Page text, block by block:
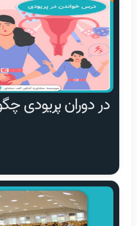
در دوران پریودی